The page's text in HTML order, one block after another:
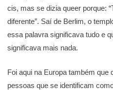
cis, mas se dizia queer porque:
diferente”. Saí de Berlim, o
essa palavra significava tudo e
significava mais nada.
Foi aqui na Europa também que
pessoas que se identificam